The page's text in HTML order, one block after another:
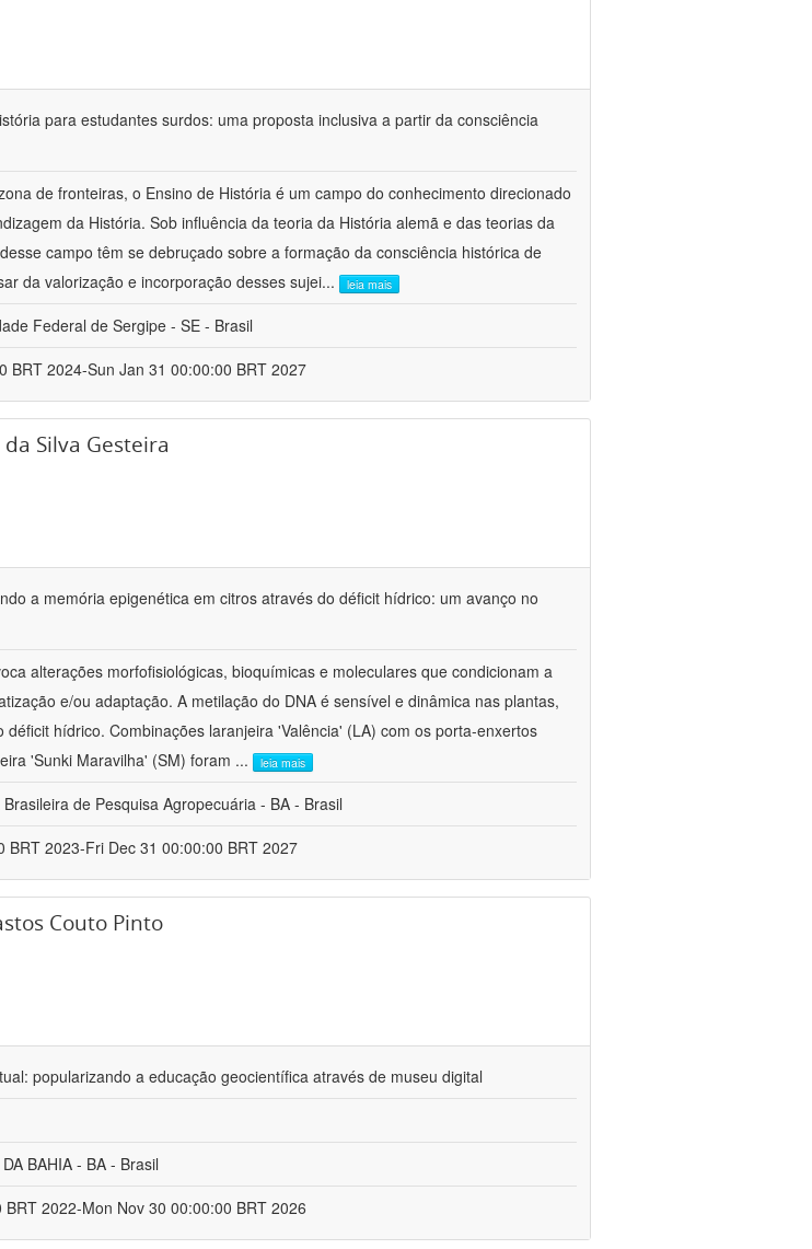
para estudantes surdos: uma proposta inclusiva a partir da consciência
de fronteiras, o Ensino de História é um campo do conhecimento direcionado
da História. Sob influência da teoria da História alemã e das teorias da
campo têm se debruçado sobre a formação da consciência histórica de
da valorização e incorporação desses sujei... leia mais
Federal de Sergipe - SE - Brasil
BRT 2024-Sun Jan 31 00:00:00 BRT 2027
Silva Gesteira
a memória epigenética em citros através do déficit hídrico: um avanço no
alterações morfofisiológicas, bioquímicas e moleculares que condicionam a
e/ou adaptação. A metilação do DNA é sensível e dinâmica nas plantas,
hídrico. Combinações laranjeira 'Valência' (LA) com os porta-enxertos
'Sunki Maravilha' (SM) foram ... leia mais
de Pesquisa Agropecuária - BA - Brasil
BRT 2023-Fri Dec 31 00:00:00 BRT 2027
Couto Pinto
popularizando a educação geocientífica através de museu digital
BAHIA - BA - Brasil
2022-Mon Nov 30 00:00:00 BRT 2026